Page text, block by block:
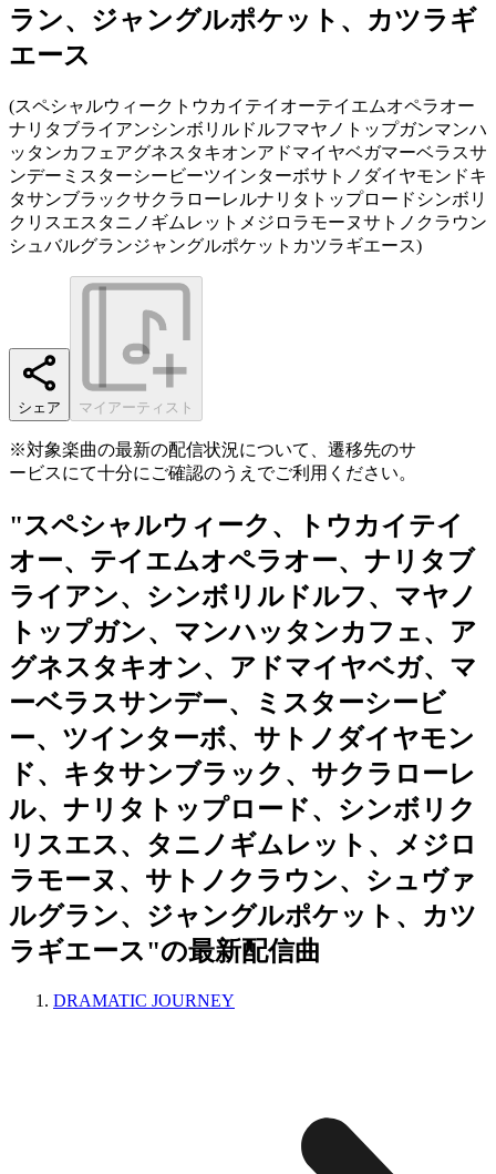
ラン、ジャングルポケット、カツラギ
エース
(スペシャルウィークトウカイテイオーテイエムオペラオー
ナリタブライアンシンボリルドルフマヤノトップガンマンハ
ッタンカフェアグネスタキオンアドマイヤベガマーベラスサ
ンデーミスターシービーツインターボサトノダイヤモンドキ
タサンブラックサクラローレルナリタトップロードシンボリ
クリスエスタニノギムレットメジロラモーヌサトノクラウン
シュバルグランジャングルポケットカツラギエース)
シェア マイアーティスト
※対象楽曲の最新の配信状況について、遷移先のサ
ービスにて十分にご確認のうえでご利用ください。
"スペシャルウィーク、トウカイテイ
オー、テイエムオペラオー、ナリタブ
ライアン、シンボリルドルフ、マヤノ
トップガン、マンハッタンカフェ、ア
グネスタキオン、アドマイヤベガ、マ
ーベラスサンデー、ミスターシービ
ー、ツインターボ、サトノダイヤモン
ド、キタサンブラック、サクラローレ
ル、ナリタトップロード、シンボリク
リスエス、タニノギムレット、メジロ
ラモーヌ、サトノクラウン、シュヴァ
ルグラン、ジャングルポケット、カツ
ラギエース"の最新配信曲
DRAMATIC JOURNEY